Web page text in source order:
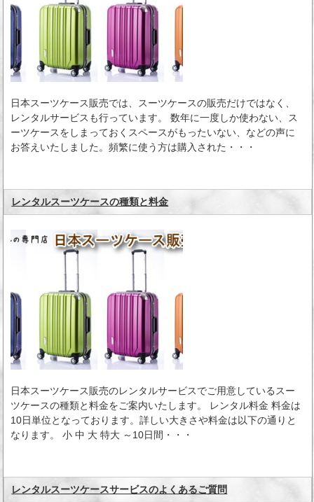
日本スーツケース販売では、スーツケースの販売だけではなく、
レンタルサービスも行っています。 数年に一度しか使わない、ス
ーツケースをしまっておくスペースがもったいない、などの声に
お答えいたしました。頻繁に使う方は購入された・・・
レンタルスーツケースの種類と料金
日本スーツケース販売のレンタルサービスでご用意しているスー
ツケースの種類と料金をご案内いたします。 レンタル料金 料金は
10日単位となっております。詳しい大きさや料金は以下の通りと
なります。 小 中 大 特大 ～10日間・・・
レンタルスーツケースサービスのよくあるご質問